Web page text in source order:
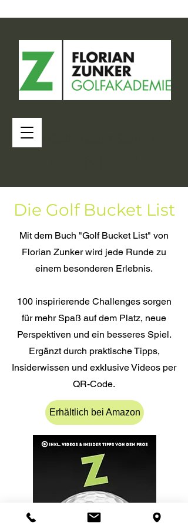
im Golf Resort Semlin
Die Golf Bucket List
Mit dem Buch "Golf Bucket List" von
Florian Zunker wird jede Runde zu
einem besonderen Erlebnis.
100 inspirierende Challenges sorgen
für mehr Spaß auf dem Platz, neue
Perspektiven und ein besseres Spiel.
Ergänzt durch praktische Tipps,
Insiderwissen und exklusive Videos per
QR-Code.
Erhältlich bei Amazon